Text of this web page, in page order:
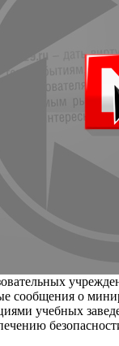
сообщения о
учебных